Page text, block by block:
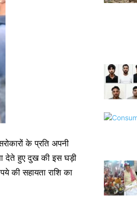
के प्रति अपनी
देते हुए दुख की इस घड़ी
की सहायता राशि का